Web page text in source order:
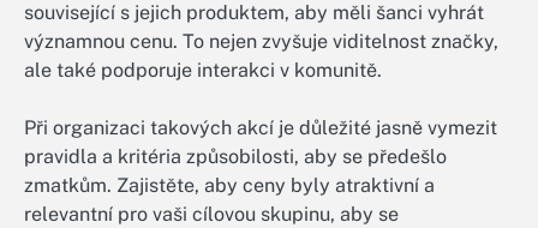
související s jejich produktem, aby měli šanci vyhrát
významnou cenu. To nejen zvyšuje viditelnost značky,
ale také podporuje interakci v komunitě.
Při organizaci takových akcí je důležité jasně vymezit
pravidla a kritéria způsobilosti, aby se předešlo
zmatkům. Zajistěte, aby ceny byly atraktivní a
relevantní pro vaši cílovou skupinu, aby se